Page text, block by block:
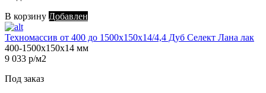
В корзину Добавлен
Техномассив от 400 до 1500х150х14/4,4 Дуб Селект Лана лак
400-1500х150х14 мм
9 033 р/м2
Под заказ